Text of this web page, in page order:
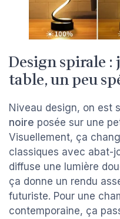
Design spirale :
table, un peu
Niveau design, on est
noire posée sur une
Visuellement, ça
classiques avec abat-
diffuse une lumière
ça donne un rendu
futuriste. Pour une
contemporaine, ça